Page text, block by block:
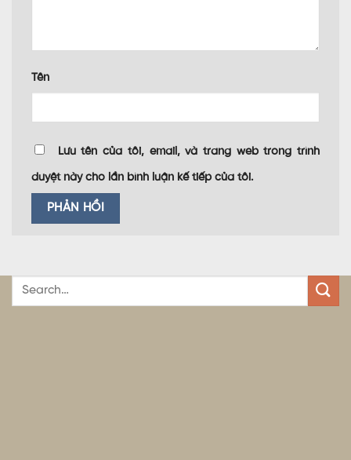
Tên
Lưu tên của tôi, email, và trang web trong trình
duyệt này cho lần bình luận kế tiếp của tôi.